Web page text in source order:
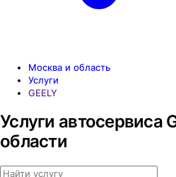
Москва и область
Услуги
GEELY
Услуги автосервиса
области